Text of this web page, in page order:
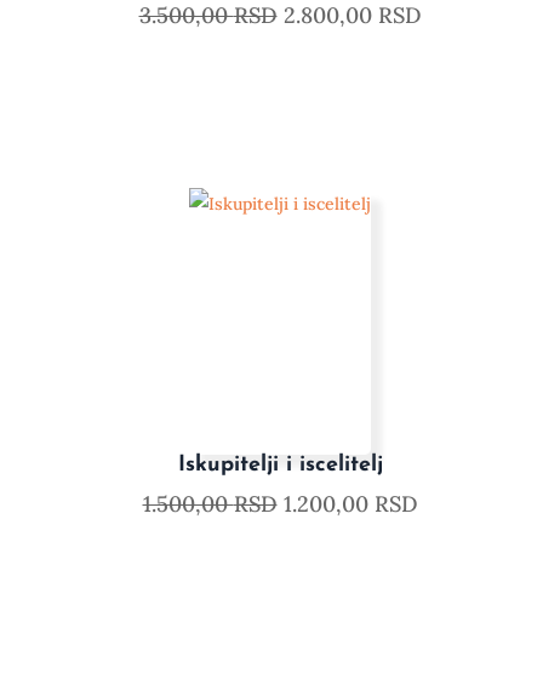
3.500,00RSD 2.800,00 RSD
Iskupitelji i iscelitelj
1.500,00RSD 1.200,00 RSD